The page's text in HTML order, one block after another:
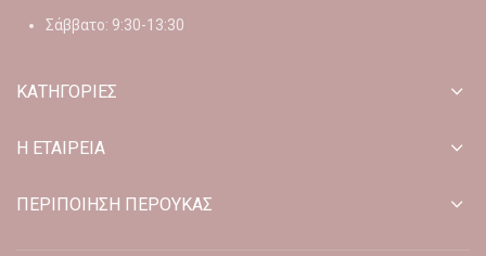
Σάββατο: 9:30-13:30
ΚΑΤΗΓΟΡΙΕΣ
Η ΕΤΑΙΡΕΙΑ
ΠΕΡΙΠΟΙΗΣΗ ΠΕΡΟΥΚΑΣ